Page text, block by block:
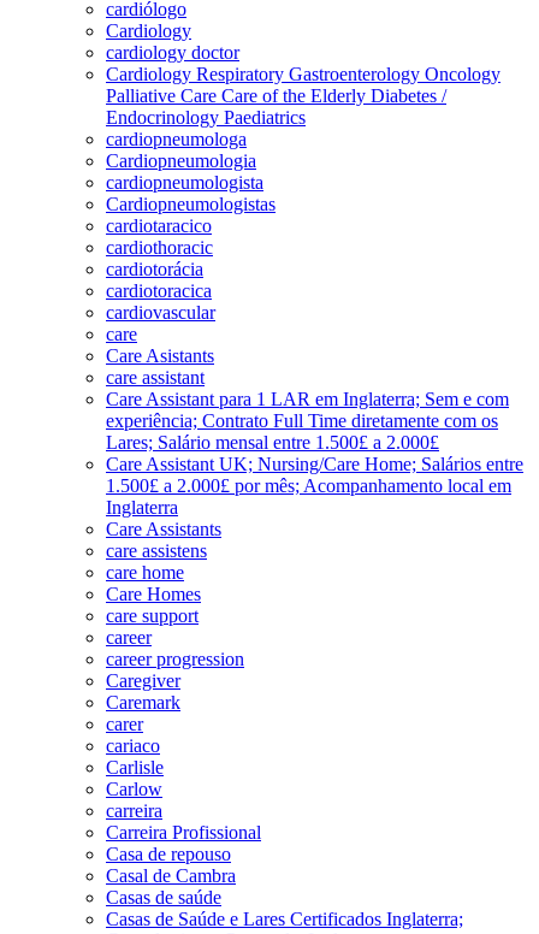
cardiólogo
Cardiology
cardiology doctor
Cardiology Respiratory Gastroenterology Oncology
Palliative Care Care of the Elderly Diabetes /
Endocrinology Paediatrics
cardiopneumologa
Cardiopneumologia
cardiopneumologista
Cardiopneumologistas
cardiotaracico
cardiothoracic
cardiotorácia
cardiotoracica
cardiovascular
care
Care Asistants
care assistant
Care Assistant para 1 LAR em Inglaterra; Sem e com
experiência; Contrato Full Time diretamente com os
Lares; Salário mensal entre 1.500£ a 2.000£
Care Assistant UK; Nursing/Care Home; Salários entre
1.500£ a 2.000£ por mês; Acompanhamento local em
Inglaterra
Care Assistants
care assistens
care home
Care Homes
care support
career
career progression
Caregiver
Caremark
carer
cariaco
Carlisle
Carlow
carreira
Carreira Profissional
Casa de repouso
Casal de Cambra
Casas de saúde
Casas de Saúde e Lares Certificados Inglaterra;